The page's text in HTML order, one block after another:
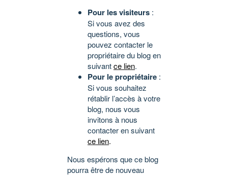
Pour les visiteurs :
Si vous avez des
questions, vous
pouvez contacter le
propriétaire du blog en
suivantce lien.
Pour le propriétaire :
Si vous souhaitez
rétablir l’accès à votre
blog, nous vous
invitons à nous
contacter en suivant
ce lien.
Nous espérons que ce blog
pourra être de nouveau